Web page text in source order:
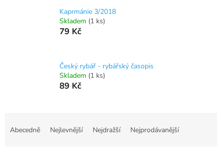
Kaprmánie 3/2018
Skladem (1 ks)
79 Kč
Český rybář - rybářský časopis
Skladem (1 ks)
89 Kč
Abecedně Nejlevnější Nejdražší Nejprodávanější